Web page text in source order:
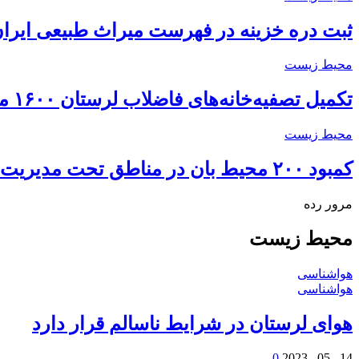
ثبت دره خزینه در فهرست میراث طبیعی
محیط زیست
تکمیل تصفیه‌‌خانه‌های فاضلاب لرستان ۱۶۰۰ میلیارد تومان اعتبار نیاز…
محیط زیست
کمبود ۲۰۰ محیط بان در مناطق تحت مدیریت لرستان
مرور رده
محیط زیست
هواشناسی
هواشناسی
هوای لرستان در شرایط ناسالم قرار دارد